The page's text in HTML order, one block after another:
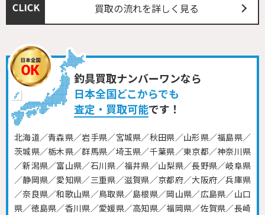
買取の流れを詳しく見る
釣具買取ナンバーワンなら
日本全国どこからでも
査定・買取可能です！
北海道／青森県／岩手県／宮城県／秋田県／山形県／福島県／
茨城県／栃木県／群馬県／埼玉県／千葉県／東京都／神奈川県
／新潟県／富山県／石川県／福井県／山梨県／長野県／岐阜県
／静岡県／愛知県／三重県／滋賀県／京都府／大阪府／兵庫県
／奈良県／和歌山県／鳥取県／島根県／岡山県／広島県／山口
県／徳島県／香川県／愛媛県／高知県／福岡県／佐賀県／長崎